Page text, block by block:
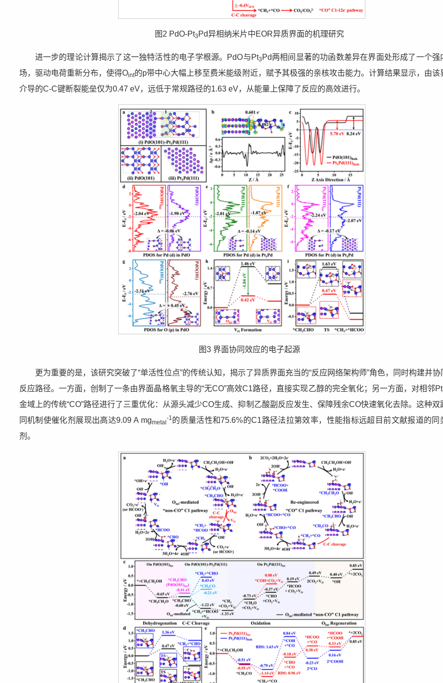
图2 PdO-Pt3 Pd异相纳米片中EOR异质界面的机理研究
进一步的理论计算揭示了这一独特活性的电子学根源。PdO与Pt3 Pd两相间显著的功函数差异在界面处形成了一个强
场，驱动电荷重新分布，使得Oint的p带中心大幅上移至费米能级附近，赋予其极强的亲核攻击能力。计算结果显示，由该
介导的C-C键断裂能垒仅为0.47 eV，远低于常规路径的1.63 eV，从能量上保障了反应的高效进行。
图3 界面协同效应的电子起源
更为重要的是，该研究突破了“单活性位点”的传统认知，揭示了异质界面充当的“反应网络架构师”角色，同时构建并协
反应路径。一方面，创制了一条由界面晶格氧主导的“无CO”高效C1路径，直接实现乙醇的完全氧化；另一方面，对相邻Pt
金域上的传统“CO”路径进行了三重优化：从源头减少CO生成、抑制乙酸副反应发生、保障残余CO快速氧化去除。这种双
同机制使催化剂展现出高达9.09 A mgmetal
-1的质量活性和75.6%的C1路径法拉第效率，性能指标远超目前文献报道的同
剂。